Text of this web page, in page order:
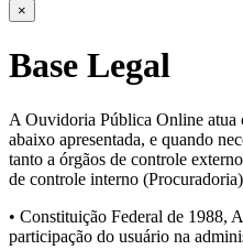
×
Base Legal
A Ouvidoria Pública Online atua
abaixo apresentada, e quando
tanto a órgãos de controle
de controle interno
• Constituição Federal de 1988,
participação do usuário na